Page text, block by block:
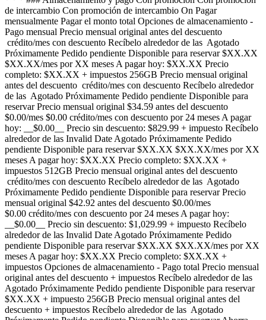
de intercambio Con promoción de intercambio On Pagar
mensualmente Pagar el monto total Opciones de almacenamiento -
Pago mensual Precio mensual original antes del descuento
crédito/mes con descuento Recíbelo alrededor de las Agotado
Próximamente Pedido pendiente Disponible para reservar $XX.XX
$XX.XX/mes por XX meses A pagar hoy: $XX.XX Precio
completo: $XX.XX + impuestos 256GB Precio mensual original
antes del descuento crédito/mes con descuento Recíbelo alrededor
de las Agotado Próximamente Pedido pendiente Disponible para
reservar Precio mensual original $34.59 antes del descuento
$0.00/mes $0.00 crédito/mes con descuento por 24 meses A pagar
hoy: __$0.00__ Precio sin descuento: $829.99 + impuesto Recíbelo
alrededor de las Invalid Date Agotado Próximamente Pedido
pendiente Disponible para reservar $XX.XX $XX.XX/mes por XX
meses A pagar hoy: $XX.XX Precio completo: $XX.XX +
impuestos 512GB Precio mensual original antes del descuento
crédito/mes con descuento Recíbelo alrededor de las Agotado
Próximamente Pedido pendiente Disponible para reservar Precio
mensual original $42.92 antes del descuento $0.00/mes
$0.00 crédito/mes con descuento por 24 meses A pagar hoy:
__$0.00__ Precio sin descuento: $1,029.99 + impuesto Recíbelo
alrededor de las Invalid Date Agotado Próximamente Pedido
pendiente Disponible para reservar $XX.XX $XX.XX/mes por XX
meses A pagar hoy: $XX.XX Precio completo: $XX.XX +
impuestos Opciones de almacenamiento - Pago total Precio mensual
original antes del descuento + impuestos Recíbelo alrededor de las
Agotado Próximamente Pedido pendiente Disponible para reservar
$XX.XX + impuesto 256GB Precio mensual original antes del
descuento + impuestos Recíbelo alrededor de las Agotado